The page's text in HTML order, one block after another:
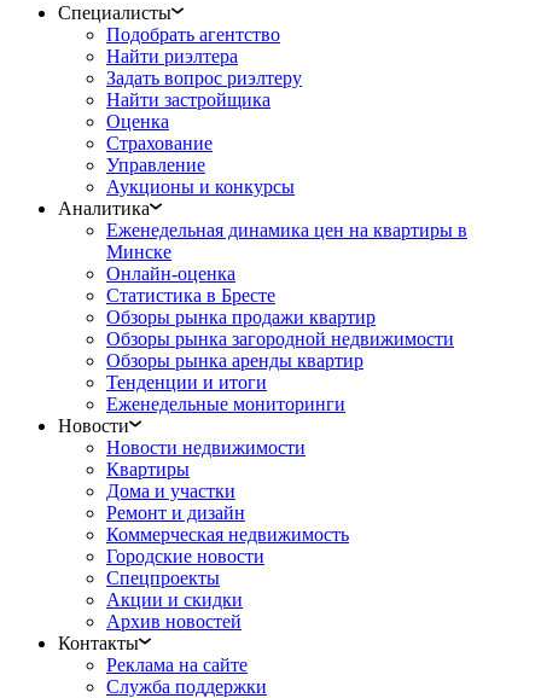
Специалисты
Подобрать агентство
Найти риэлтера
Задать вопрос риэлтеру
Найти застройщика
Оценка
Страхование
Управление
Аукционы и конкурсы
Аналитика
Еженедельная динамика цен на квартиры в
Минске
Онлайн-оценка
Статистика в Бресте
Обзоры рынка продажи квартир
Обзоры рынка загородной недвижимости
Обзоры рынка аренды квартир
Тенденции и итоги
Еженедельные мониторинги
Новости
Новости недвижимости
Квартиры
Дома и участки
Ремонт и дизайн
Коммерческая недвижимость
Городские новости
Спецпроекты
Акции и скидки
Архив новостей
Контакты
Реклама на сайте
Служба поддержки